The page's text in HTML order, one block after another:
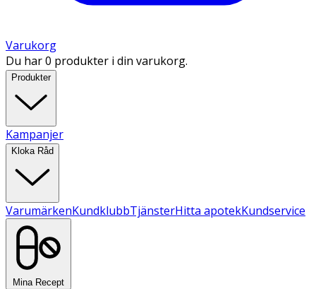
Varukorg
Du har 0 produkter i din varukorg.
Produkter
Kampanjer
Kloka Råd
VarumärkenKundklubbTjänsterHitta apotekKundservice
Mina Recept